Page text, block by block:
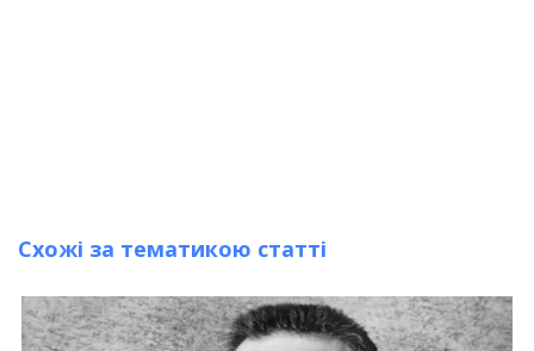
Схожі за тематикою статті